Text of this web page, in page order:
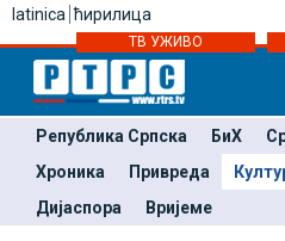
latinica ћирилица
ТВ УЖИВО
Република Српска БиХ
Хроника
Привреда
Дијаспора
Вријеме